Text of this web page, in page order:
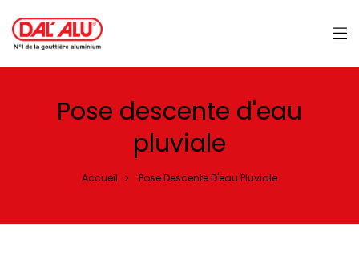
Pose descente d'eau
pluviale
Accueil > Pose Descente D'eau Pluviale